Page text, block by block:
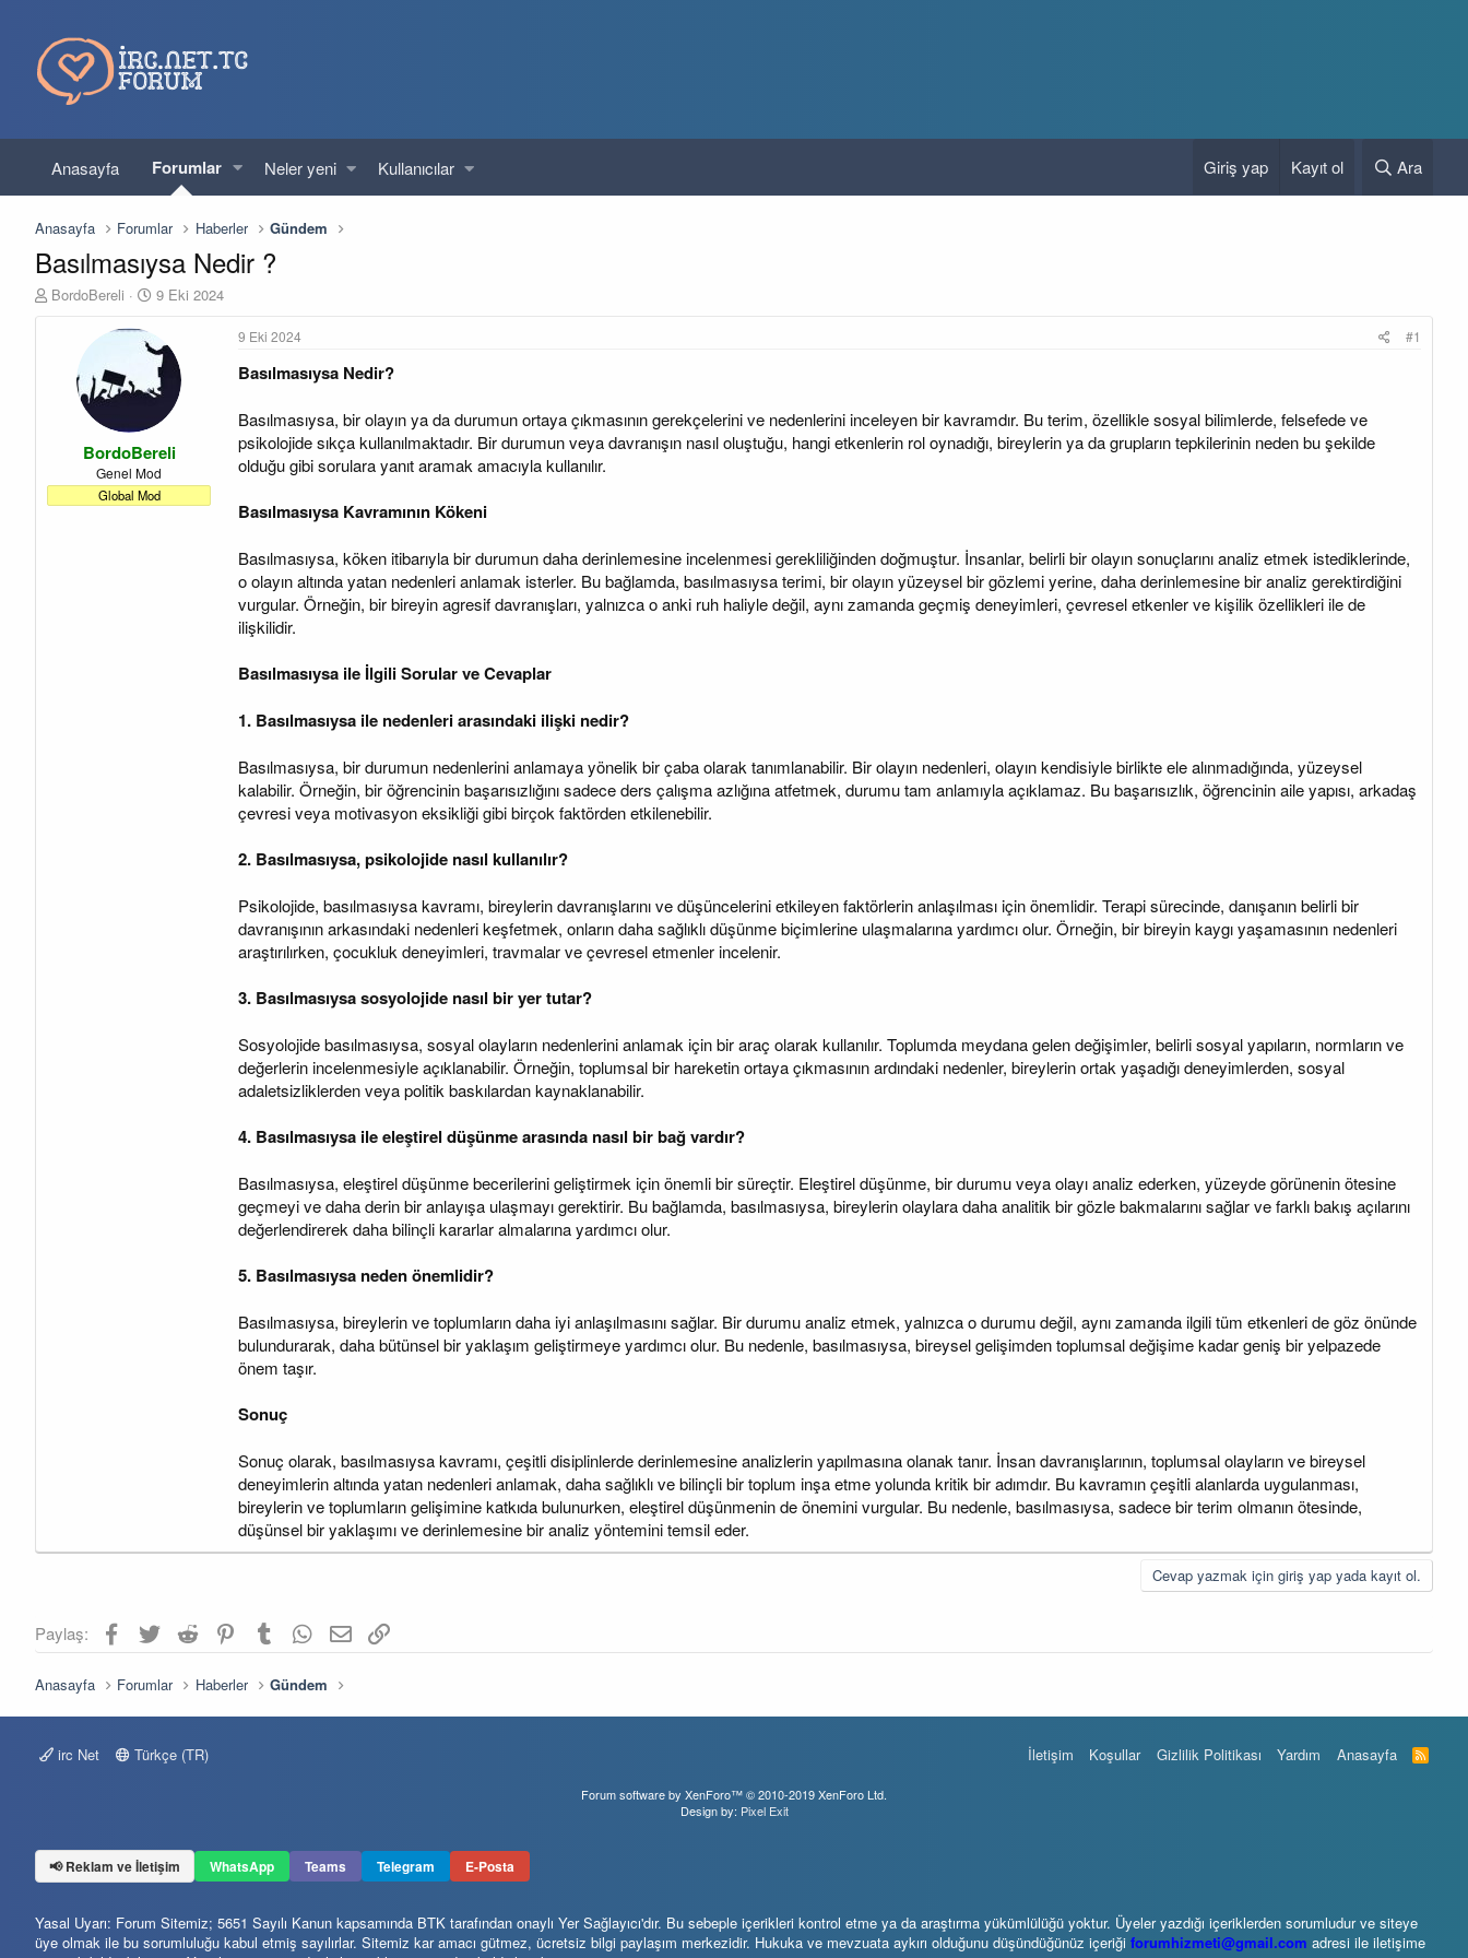
Anasayfa Forumlar Neler yeni Kullanıcılar Giriş yap Kayıt ol Ara
Anasayfa Forumlar Haberler Gündem
Basılmasıysa Nedir ?
K
a
t
BordoBereli
B
ş
l
a
n
ı
ç
t
a
r
9 Eki 2024
BordoBereli
Genel Mod
Global Mod
9 Eki 2024 #1
Basılmasıysa Nedir?
Basılmasıysa, bir olayın ya da durumun ortaya çıkmasının gerekçelerini ve nedenlerini inceleyen bir kavramdır. Bu terim, özellikle sosyal bilimlerde, felsefede ve
psikolojide sıkça kullanılmaktadır. Bir durumun veya davranışın nasıl oluştuğu, hangi etkenlerin rol oynadığı, bireylerin ya da grupların tepkilerinin neden bu şekilde
olduğu gibi sorulara yanıt aramak amacıyla kullanılır.
Basılmasıysa Kavramının Kökeni
Basılmasıysa, köken itibarıyla bir durumun daha derinlemesine incelenmesi gerekliliğinden doğmuştur. İnsanlar, belirli bir olayın sonuçlarını analiz etmek istediklerinde,
o olayın altında yatan nedenleri anlamak isterler. Bu bağlamda, basılmasıysa terimi, bir olayın yüzeysel bir gözlemi yerine, daha derinlemesine bir analiz gerektirdiğini
vurgular. Örneğin, bir bireyin agresif davranışları, yalnızca o anki ruh haliyle değil, aynı zamanda geçmiş deneyimleri, çevresel etkenler ve kişilik özellikleri ile de
ilişkilidir.
Basılmasıysa ile İlgili Sorular ve Cevaplar
1. Basılmasıysa ile nedenleri arasındaki ilişki nedir?
Basılmasıysa, bir durumun nedenlerini anlamaya yönelik bir çaba olarak tanımlanabilir. Bir olayın nedenleri, olayın kendisiyle birlikte ele alınmadığında, yüzeysel
kalabilir. Örneğin, bir öğrencinin başarısızlığını sadece ders çalışma azlığına atfetmek, durumu tam anlamıyla açıklamaz. Bu başarısızlık, öğrencinin aile yapısı, arkadaş
çevresi veya motivasyon eksikliği gibi birçok faktörden etkilenebilir.
2. Basılmasıysa, psikolojide nasıl kullanılır?
Psikolojide, basılmasıysa kavramı, bireylerin davranışlarını ve düşüncelerini etkileyen faktörlerin anlaşılması için önemlidir. Terapi sürecinde, danışanın belirli bir
davranışının arkasındaki nedenleri keşfetmek, onların daha sağlıklı düşünme biçimlerine ulaşmalarına yardımcı olur. Örneğin, bir bireyin kaygı yaşamasının nedenleri
araştırılırken, çocukluk deneyimleri, travmalar ve çevresel etmenler incelenir.
3. Basılmasıysa sosyolojide nasıl bir yer tutar?
Sosyolojide basılmasıysa, sosyal olayların nedenlerini anlamak için bir araç olarak kullanılır. Toplumda meydana gelen değişimler, belirli sosyal yapıların, normların ve
değerlerin incelenmesiyle açıklanabilir. Örneğin, toplumsal bir hareketin ortaya çıkmasının ardındaki nedenler, bireylerin ortak yaşadığı deneyimlerden, sosyal
adaletsizliklerden veya politik baskılardan kaynaklanabilir.
4. Basılmasıysa ile eleştirel düşünme arasında nasıl bir bağ vardır?
Basılmasıysa, eleştirel düşünme becerilerini geliştirmek için önemli bir süreçtir. Eleştirel düşünme, bir durumu veya olayı analiz ederken, yüzeyde görünenin ötesine
geçmeyi ve daha derin bir anlayışa ulaşmayı gerektirir. Bu bağlamda, basılmasıysa, bireylerin olaylara daha analitik bir gözle bakmalarını sağlar ve farklı bakış açılarını
değerlendirerek daha bilinçli kararlar almalarına yardımcı olur.
5. Basılmasıysa neden önemlidir?
Basılmasıysa, bireylerin ve toplumların daha iyi anlaşılmasını sağlar. Bir durumu analiz etmek, yalnızca o durumu değil, aynı zamanda ilgili tüm etkenleri de göz önünde
bulundurarak, daha bütünsel bir yaklaşım geliştirmeye yardımcı olur. Bu nedenle, basılmasıysa, bireysel gelişimden toplumsal değişime kadar geniş bir yelpazede
önem taşır.
Sonuç
Sonuç olarak, basılmasıysa kavramı, çeşitli disiplinlerde derinlemesine analizlerin yapılmasına olanak tanır. İnsan davranışlarının, toplumsal olayların ve bireysel
deneyimlerin altında yatan nedenleri anlamak, daha sağlıklı ve bilinçli bir toplum inşa etme yolunda kritik bir adımdır. Bu kavramın çeşitli alanlarda uygulanması,
bireylerin ve toplumların gelişimine katkıda bulunurken, eleştirel düşünmenin de önemini vurgular. Bu nedenle, basılmasıysa, sadece bir terim olmanın ötesinde,
düşünsel bir yaklaşımı ve derinlemesine bir analiz yöntemini temsil eder.
Cevap yazmak için giriş yap yada kayıt ol.
Paylaş: Facebook
TwitterReddit PinterestTumblrWhatsApp
E-postaLink
Anasayfa Forumlar Haberler Gündem
irc Net Türkçe (TR) İletişim Koşullar Gizlilik Politikası Yardım Anasayfa
R
S
Forum software by XenForo™© 2010-2019 XenForo Ltd.
Design by: Pixel Exit
📢 Reklam ve İletişim WhatsApp Teams Telegram E-Posta
Yasal Uyarı: Forum Sitemiz; 5651 Sayılı Kanun kapsamında BTK tarafından onaylı Yer Sağlayıcı'dır. Bu sebeple içerikleri kontrol etme ya da araştırma yükümlülüğü yoktur. Üyeler yazdığı içeriklerden sorumludur ve siteye
üye olmak ile bu sorumluluğu kabul etmiş sayılırlar. Sitemiz kar amacı gütmez, ücretsiz bilgi paylaşım merkezidir. Hukuka ve mevzuata aykırı olduğunu düşündüğünüz içeriği forumhizmeti@gmail.com adresi ile iletişime